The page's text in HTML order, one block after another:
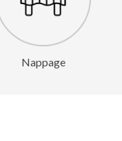
Nappage